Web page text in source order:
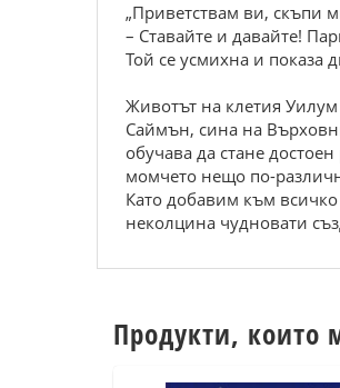
„Приветствам ви, скъпи
– Ставайте и давайте!
Той се усмихна и показа
Животът на клетия Уилум
Саймън, сина на
обучава да стане
момчето нещо по-
Като добавим към
неколцина чудновати
Продукти, които